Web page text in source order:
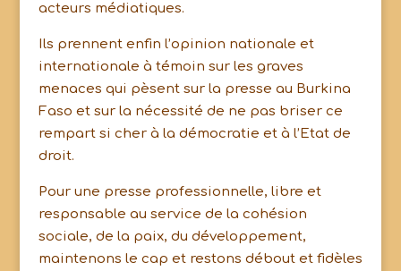
acteurs médiatiques.
Ils prennent enfin l’opinion nationale et
internationale à témoin sur les graves
menaces qui pèsent sur la presse au Burkina
Faso et sur la nécessité de ne pas briser ce
rempart si cher à la démocratie et à l’Etat de
droit.
Pour une presse professionnelle, libre et
responsable au service de la cohésion
sociale, de la paix, du développement,
maintenons le cap et restons débout et fidèles